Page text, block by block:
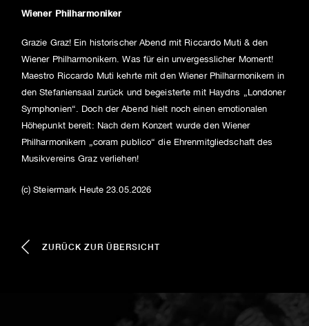
Wiener Philharmoniker
Grazie Graz! Ein historischer Abend mit Riccardo Muti & den
Wiener Philharmonikern. Was für ein unvergesslicher Moment!
Maestro Riccardo Muti kehrte mit den Wiener Philharmonikern in
den Stefaniensaal zurück und begeisterte mit Haydns „Londoner
Symphonien“. Doch der Abend hielt noch einen emotionalen
Höhepunkt bereit: Nach dem Konzert wurde den Wiener
Philharmonikern „coram publico“ die Ehrenmitgliedschaft des
Musikvereins Graz verliehen!
(c) Steiermark Heute 23.05.2026
ZURÜCK ZUR ÜBERSICHT